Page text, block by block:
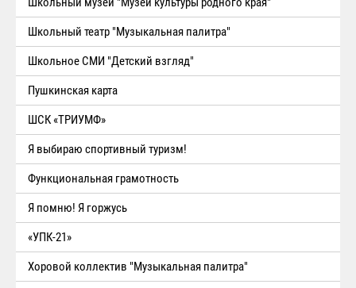
Школьный театр "Музыкальная палитра"
Школьное СМИ "Детский взгляд"
Пушкинская карта
ШСК «ТРИУМФ»
Я выбираю спортивный туризм!
Функциональная грамотность
Я помню! Я горжусь
«УПК-21»
Хоровой коллектив "Музыкальная палитра"